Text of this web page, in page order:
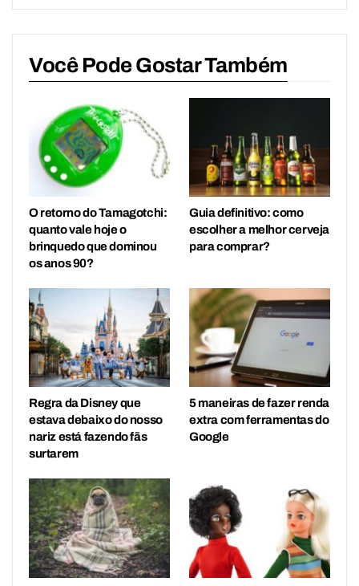
Você Pode Gostar Também
O retorno do Tamagotchi:
quanto vale hoje o
brinquedo que dominou
os anos 90?
Guia definitivo: como
escolher a melhor cerveja
para comprar?
Regra da Disney que
estava debaixo do nosso
nariz está fazendo fãs
surtarem
5 maneiras de fazer renda
extra com ferramentas do
Google